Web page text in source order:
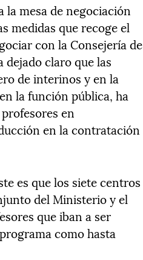
la mesa de negociación
medidas que recoge el
con la Consejería de
dejado claro que las
de interinos y en la
la función pública, ha
en
en la contratación
es que los siete centros
del Ministerio y el
que iban a ser
como hasta